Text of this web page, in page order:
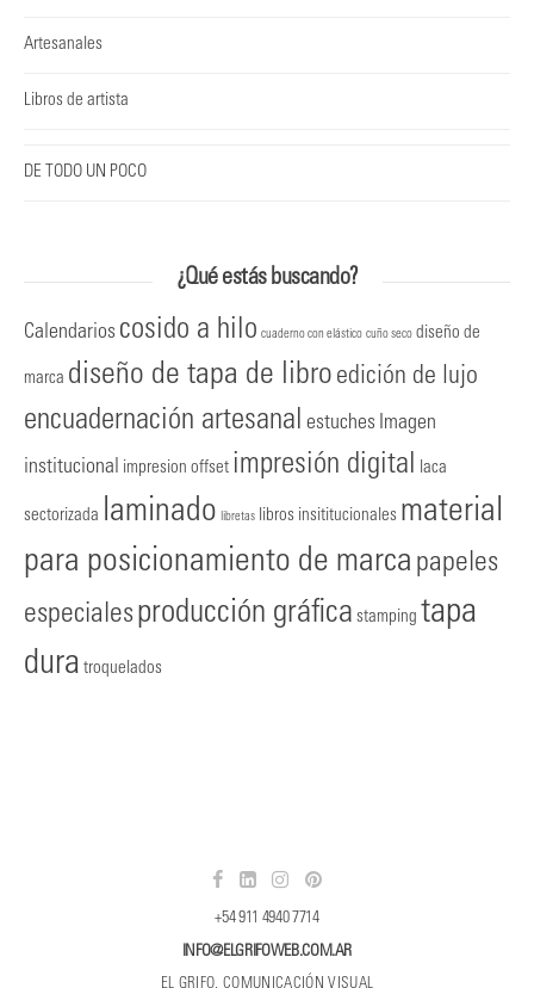
Artesanales
Libros de artista
DE TODO UN POCO
¿Qué estás buscando?
Calendarios cosido a hilo cuaderno con elástico cuño seco diseño de
marca diseño de tapa de libro edición de lujo
encuadernación artesanal estuches Imagen
institucional impresion offset impresión digital laca
sectorizada laminado libretas libros insititucionales material
para posicionamiento de marca papeles
especialesproducción gráfica stamping tapa
dura troquelados
+54 911 4940 7714
INFO@ELGRIFOWEB.COM.AR